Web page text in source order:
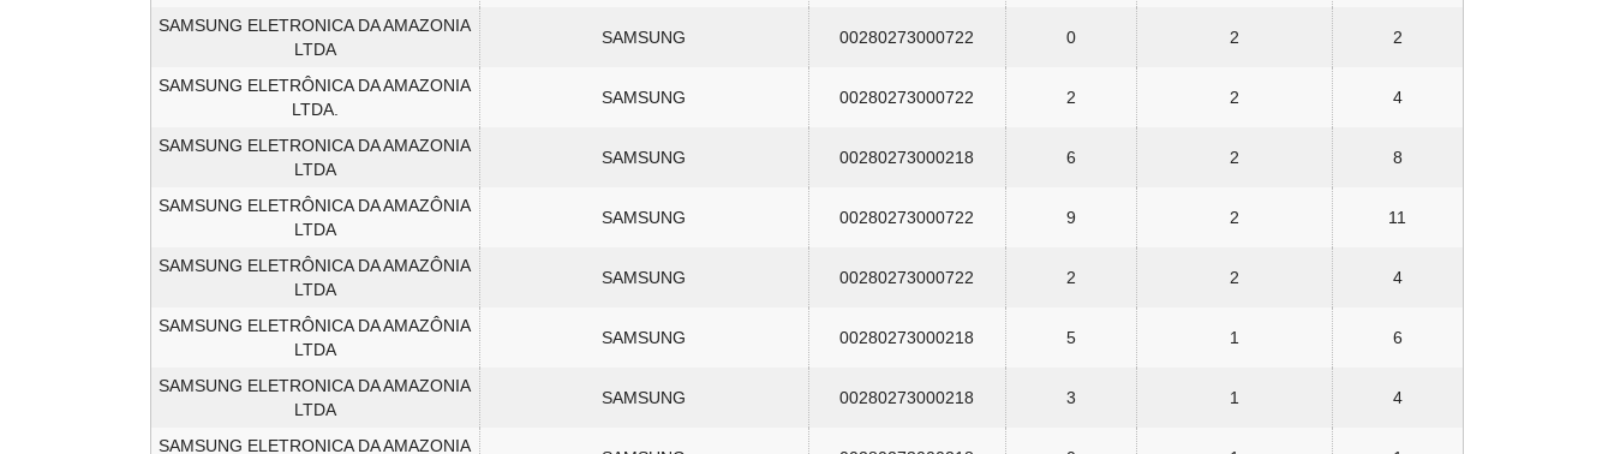
SAMSUNG ELETRONICA DA AMAZONIA
LTDA
SAMSUNG 00280273000722 0 2 2
SAMSUNG ELETRÔNICA DA AMAZONIA
LTDA.
SAMSUNG 00280273000722 2 2 4
SAMSUNG ELETRONICA DA AMAZONIA
LTDA
SAMSUNG 00280273000218 6 2 8
SAMSUNG ELETRÔNICA DA AMAZÔNIA
LTDA
SAMSUNG 00280273000722 9 2 11
SAMSUNG ELETRÔNICA DA AMAZÔNIA
LTDA
SAMSUNG 00280273000722 2 2 4
SAMSUNG ELETRÔNICA DA AMAZÔNIA
LTDA
SAMSUNG 00280273000218 5 1 6
SAMSUNG ELETRONICA DA AMAZONIA
LTDA
SAMSUNG 00280273000218 3 1 4
SAMSUNG ELETRONICA DA AMAZONIA